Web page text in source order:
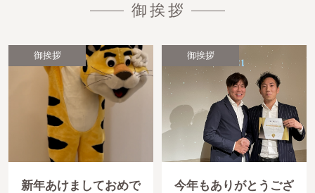
御挨拶
御挨拶
新年あけましておめで
御挨拶
今年もありがとうござ